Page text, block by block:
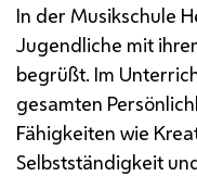
In der Musikschule
Jugendliche mit
begrüßt. Im
gesamten
Fähigkeiten wie
Selbstständigkeit